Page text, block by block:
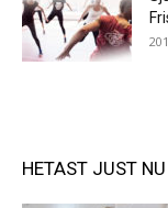
HETAST JUST NU